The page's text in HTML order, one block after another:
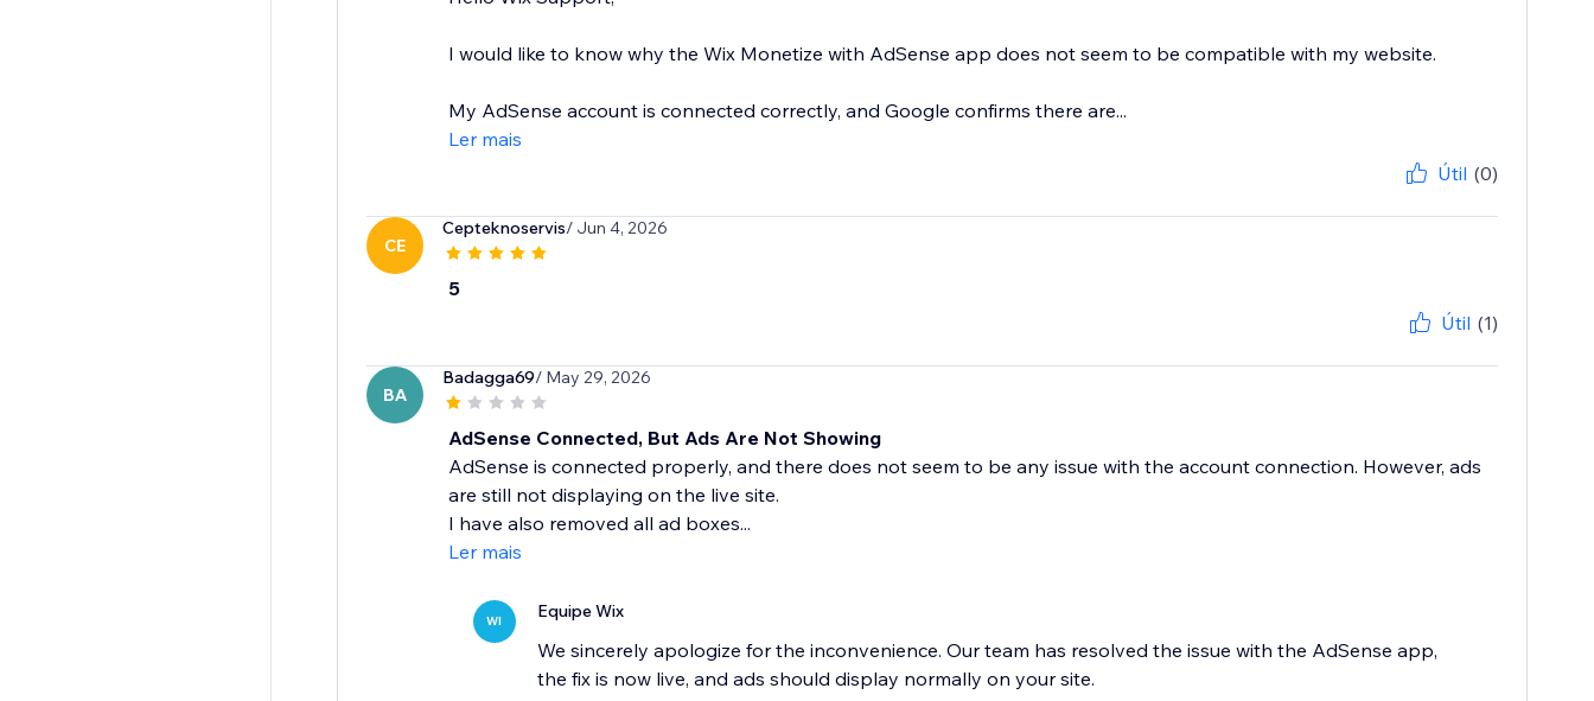
I would like to know why the Wix Monetize with AdSense app does not seem to be compatible with my website.
My AdSense account is connected correctly, and Google confirms there are...
Ler mais
Útil (0)
CE
Cepteknoservis/ Jun 4, 2026
5
Útil (1)
BA
Badagga69/ May 29, 2026
AdSense Connected, But Ads Are Not Showing
AdSense is connected properly, and there does not seem to be any issue with the account connection. However, ads
are still not displaying on the live site.
I have also removed all ad boxes...
Ler mais
WI Equipe Wix
We sincerely apologize for the inconvenience. Our team has resolved the issue with the AdSense app,
the fix is now live, and ads should display normally on your site.